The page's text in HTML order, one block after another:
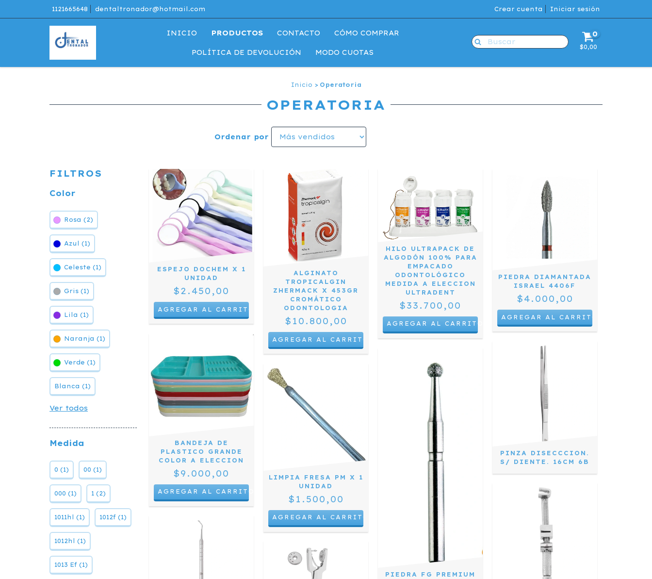
1121665648 dentaltronador@hotmail.com Crear cuenta Iniciar sesión
INICIO PRODUCTOS CONTACTO CÓMO COMPRAR
POLÍTICA DE DEVOLUCIÓN MODO CUOTAS
0
$0,00
Inicio > Operatoria
OPERATORIA
Ordenar por
FILTROS
Color
Rosa (2)
Azul (1)
Celeste (1)
Gris (1)
Lila (1)
Naranja (1)
Verde (1)
Blanca (1)
Ver todos
Medida
0 (1) 00 (1)
000 (1) 1 (2)
1011hl (1) 1012f (1)
1012hl (1)
1013 Ef (1)
ESPEJO DOCHEM X 1
UNIDAD
$2.450,00
ALGINATO
TROPICALGIN
ZHERMACK X 453GR
CROMÁTICO
ODONTOLOGIA
$10.800,00
HILO ULTRAPACK DE
ALGODÓN 100% PARA
EMPACADO
ODONTOLÓGICO
MEDIDA A ELECCION
ULTRADENT
$33.700,00
AGREGAR AL CARRITO
PIEDRA DIAMANTADA
ISRAEL 4406F
$4.000,00
BANDEJA DE
PLASTICO GRANDE
COLOR A ELECCION
$9.000,00
AGREGAR AL CARRITO
LIMPIA FRESA PM X 1
UNIDAD
$1.500,00
PIEDRA FG PREMIUM
PINZA DISECCCION.
S/ DIENTE. 16CM 6B